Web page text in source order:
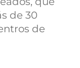
de 30
de